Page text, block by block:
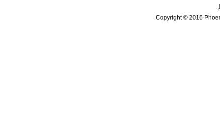
Copyright © 2016